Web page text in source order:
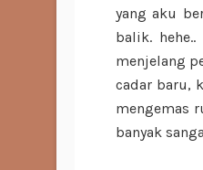
yang aku
balik.
menjelang
cadar baru,
mengemas
banyak